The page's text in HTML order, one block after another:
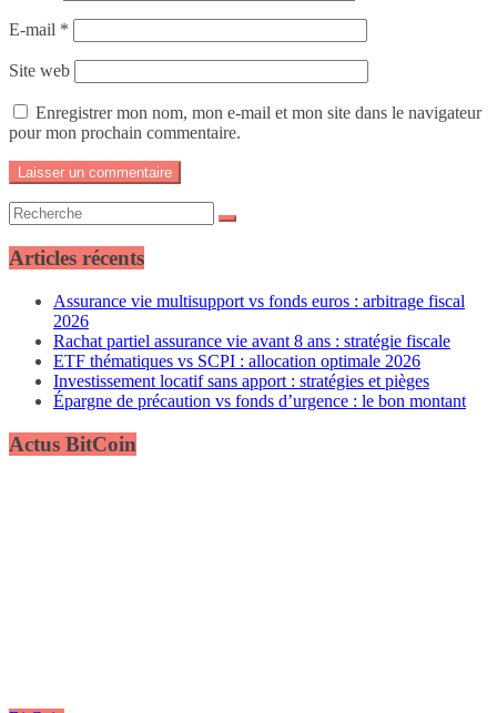
E-mail *
Site web
Enregistrer mon nom, mon e-mail et mon site dans le navigateur
pour mon prochain commentaire.
Articles récents
Assurance vie multisupport vs fonds euros : arbitrage fiscal
2026
Rachat partiel assurance vie avant 8 ans : stratégie fiscale
ETF thématiques vs SCPI : allocation optimale 2026
Investissement locatif sans apport : stratégies et pièges
Épargne de précaution vs fonds d’urgence : le bon montant
Actus BitCoin